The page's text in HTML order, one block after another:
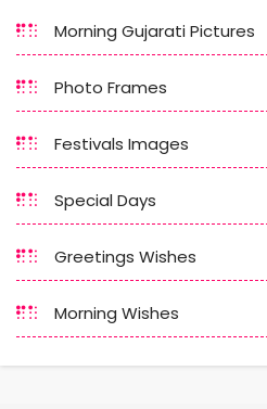
Morning Gujarati Pictures
Photo Frames
Festivals Images
Special Days
Greetings Wishes
Morning Wishes